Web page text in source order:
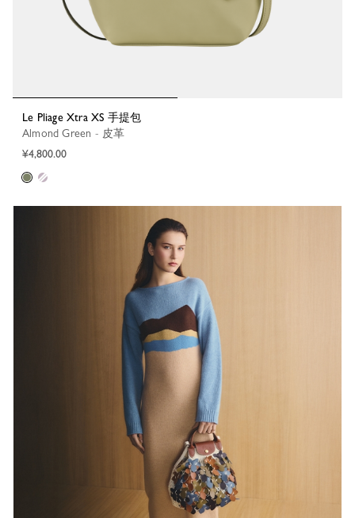
Le Pliage Xtra XS 手提包
Almond Green - 皮革
¥4,800.00